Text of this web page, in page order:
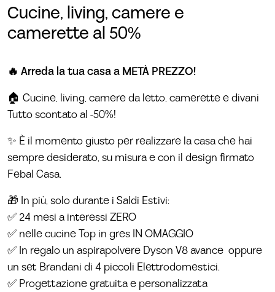
Cucine, living, camere e
camerette al 50%
🔥 Arreda la tua casa a METÀ PREZZO!
🏠 Cucine, living, camere da letto, camerette e divani
Tutto scontato al -50%!
✨ È il momento giusto per realizzare la casa che hai
sempre desiderato, su misura e con il design firmato
Febal Casa.
🎁 In più, solo durante i Saldi Estivi:
✅ 24 mesi a interessi ZERO
✅ nelle cucine Top in gres IN OMAGGIO
✅ In regalo un aspirapolvere Dyson V8 avance oppure
un set Brandani di 4 piccoli Elettrodomestici.
✅ Progettazione gratuita e personalizzata